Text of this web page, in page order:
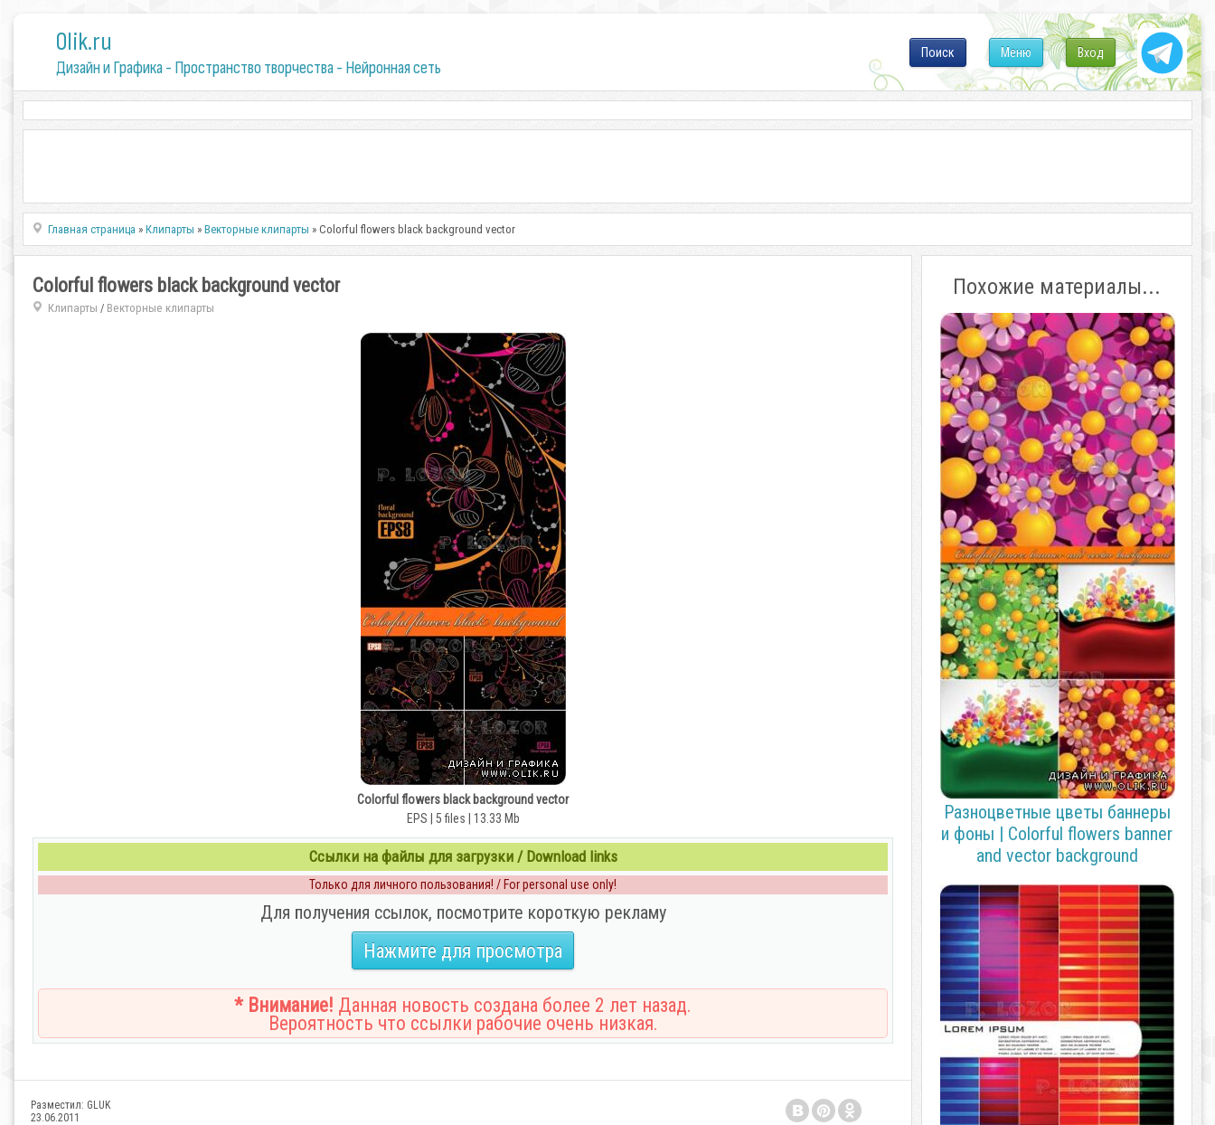
0lik.ru
Дизайн и Графика - Пространство творчества - Нейронная сеть
Вход
Меню
Поиск
Главная страница »Клипарты »Векторные клипарты » Colorful flowers black background vector
Colorful flowers black background vector
Клипарты / Векторные клипарты
Colorful flowers black background vector
EPS | 5 files | 13.33 Mb
Ссылки на файлы для загрузки / Download links
Только для личного пользования! / For personal use only!
Для получения ссылок, посмотрите короткую рекламу
Нажмите для просмотра
* Внимание! Данная новость создана более 2 лет назад.
Вероятность что ссылки рабочие очень низкая.
Разместил: GLUK
23.06.2011
Похожие материалы...
Разноцветные цветы баннеры
и фоны | Colorful flowers banner
and vector background